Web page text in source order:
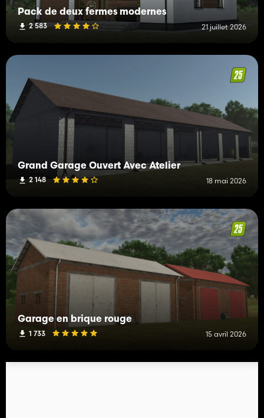
Pack de deux fermes modernes
2 583 21 juillet 2026
Grand Garage Ouvert Avec Atelier
2 148 18 mai 2026
Garage en brique rouge
1 733 15 avril 2026